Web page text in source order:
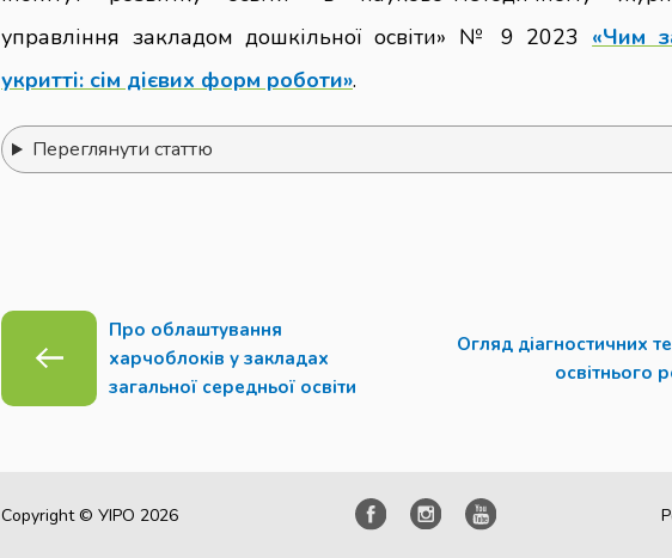
управління закладом дошкільної освіти» № 9 2023 «Чим
укритті: сім дієвих форм роботи».
Переглянути статтю
Про облаштування
харчоблоків у закладах
загальної середньої освіти
Огляд діагностичних
освітнього
Copyright © УІРО 2026